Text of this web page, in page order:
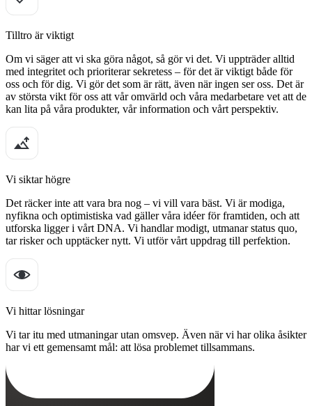
Tilltro är viktigt
Om vi säger att vi ska göra något, så gör vi det. Vi uppträder alltid
med integritet och prioriterar sekretess – för det är viktigt både för
oss och för dig. Vi gör det som är rätt, även när ingen ser oss. Det är
av största vikt för oss att vår omvärld och våra medarbetare vet att de
kan lita på våra produkter, vår information och vårt perspektiv.
Vi siktar högre
Det räcker inte att vara bra nog – vi vill vara bäst. Vi är modiga,
nyfikna och optimistiska vad gäller våra idéer för framtiden, och att
utforska ligger i vårt DNA. Vi handlar modigt, utmanar status quo,
tar risker och upptäcker nytt. Vi utför vårt uppdrag till perfektion.
Vi hittar lösningar
Vi tar itu med utmaningar utan omsvep. Även när vi har olika åsikter
har vi ett gemensamt mål: att lösa problemet tillsammans.